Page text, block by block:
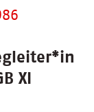
XI